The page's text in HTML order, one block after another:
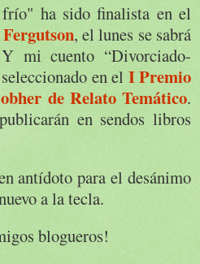
ha sido finalista en el
, el lunes se sabrá
mi cuento “Divorciado-
en el I Premio
de Relato Temático.
en sendos libros
antídoto para el desánimo
a la tecla.
blogueros!